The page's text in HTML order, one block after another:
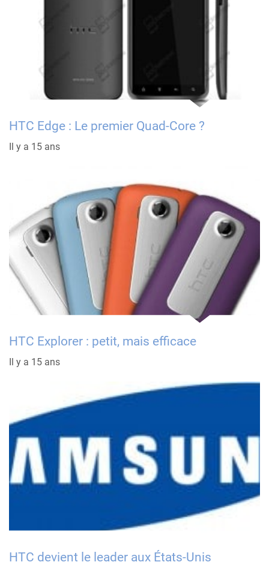
HTC Edge : Le premier Quad-Core ?
Il y a 15 ans
HTC Explorer : petit, mais efficace
Il y a 15 ans
HTC devient le leader aux États-Unis